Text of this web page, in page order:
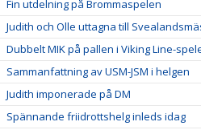
Fin utdelning på Brommaspelen
Judith och Olle uttagna till
Dubbelt MIK på pallen i Viking Line-
Sammanfattning av USM-JSM i helgen
Judith imponerade på DM
Spännande friidrottshelg inleds idag